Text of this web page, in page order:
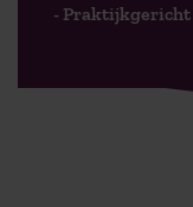
- Praktijkgericht